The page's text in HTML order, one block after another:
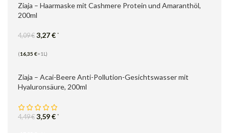
Ziaja – Haarmaske mit Cashmere Protein ​​und Amaranthöl,
200ml
4,09€ 3,27€ *
(16,35 €=1L)
Ziaja – Acai-Beere Anti-Pollution-Gesichtswasser mit
Hyaluronsäure, 200ml
4,49€ 3,59€ *